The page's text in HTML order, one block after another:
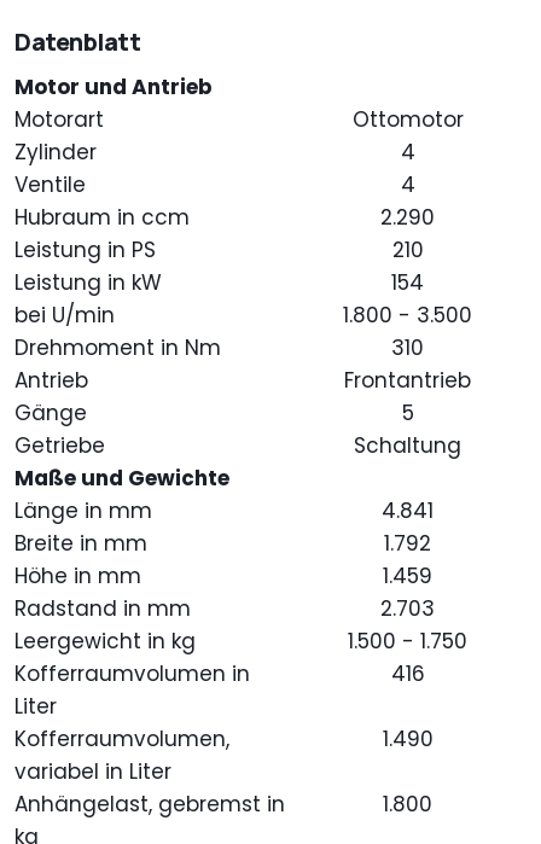
Datenblatt
Motor und Antrieb
Motorart
Ottomotor
Zylinder
4
Ventile
4
Hubraum in ccm
2.290
Leistung in PS
210
Leistung in kW
154
bei U/min
1.800 - 3.500
Drehmoment in Nm
310
Antrieb
Frontantrieb
Gänge
5
Getriebe
Schaltung
Maße und Gewichte
Länge in mm
4.841
Breite in mm
1.792
Höhe in mm
1.459
Radstand in mm
2.703
Leergewicht in kg
1.500 - 1.750
Kofferraumvolumen in
Liter
416
Kofferraumvolumen,
variabel in Liter
1.490
Anhängelast, gebremst in
kg
1.800